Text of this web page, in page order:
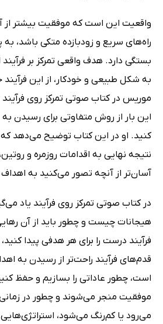
واقعیت این است که موفقیت بیشتر از
راه‌های سریع و زودبازده متکی باشد، به
بستگی دارد. هدف واقعی تمرکز بر
به شکل طبیعی و خودکار، از این
موریس در کتاب صوتی تمرکز روی
این بار از روش متفاوتی برای رسیدن به
کنید. او در این کتاب توضیح می‌دهد که
نتیجه نهایی به اقدامات روزمره و
آسان‌تر از آنچه تصور می‌کنید به
در کتاب صوتی تمرکز روی فرآیند یاد
هیجانات چیست و چطور باید از آن
فرآیند درست را برای هر هدفی پیدا
قدم‌های فرآیند راحت‌تر از رسیدن به
است، چطور عاداتی را بسازیم و حفظ
موفقیت منجر می‌شوند و چطور در زمانی
می‌رود یا کم‌رنگ می‌شود، استراتژی‌هایی